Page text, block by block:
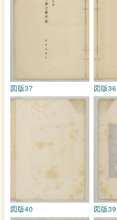
図版36
図版37
図版39
図版40